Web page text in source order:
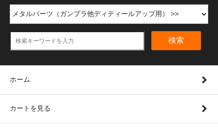
検索
ホーム
カートを見る